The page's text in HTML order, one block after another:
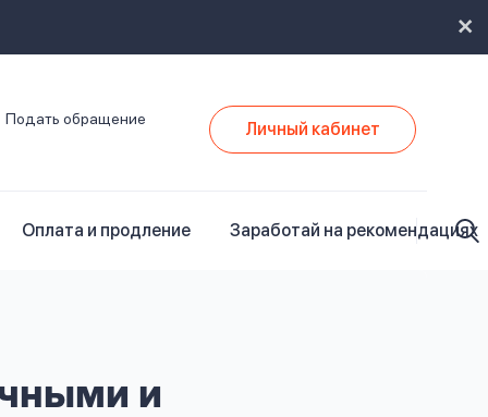
Подать обращение Личный кабинет
Оплата и продление Заработай на рекомендациях
и